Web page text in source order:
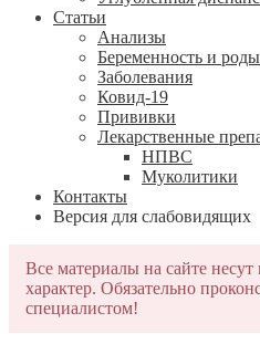
Статьи
Анализы
Беременность и роды
Заболевания
Ковид-19
Прививки
Лекарственные
НПВС
Муколитики
Контакты
Версия для слабовидящих
Все материалы на сайте
характер. Обязательно
специалистом!